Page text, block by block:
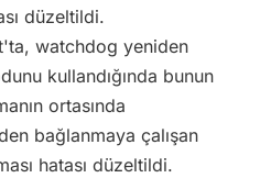
düzeltildi.
watchdog yeniden
kullandığında bunun
ortasında
bağlanmaya çalışan
hatası düzeltildi.